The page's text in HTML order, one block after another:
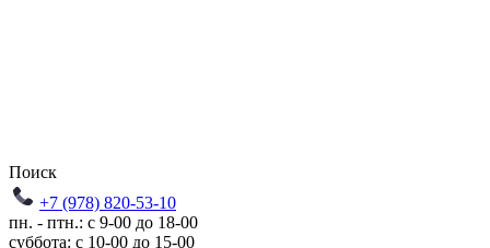
Поиск
+7 (978) 820-53-10
пн. - птн.: с 9-00 до 18-00
суббота: с 10-00 до 15-00